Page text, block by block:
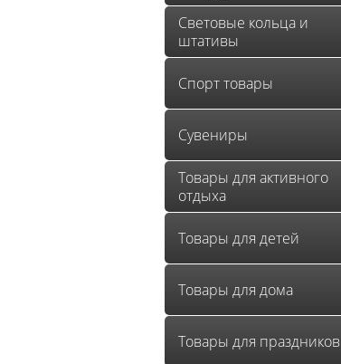
Световые кольца и
штативы
Спорт товары
Сувениры
Товары для активного
отдыха
Товары для детей
Товары для дома
Товары для праздников